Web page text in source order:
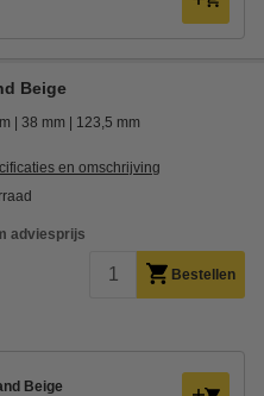
Beige
38 mm 123,5 mm
en omschrijving
adviesprijs
Bestellen
Beige